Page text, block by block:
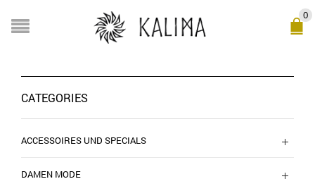
0
CATEGORIES
ACCESSOIRES UND SPECIALS
DAMEN MODE